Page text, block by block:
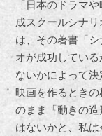
「日本のドラマ
成スクールシナ
は、その著書「
オが成功してい
ないかによって決
映画を作るとき
のまま「動きの
はないかと、私